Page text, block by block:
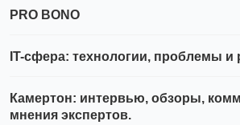
PRO BONO
IT-сфера: технологии, проблемы и
Камертон: интервью, обзоры,
мнения экспертов.